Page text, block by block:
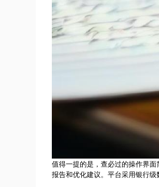
值得一提的是，查必过的操作界
报告和优化建议。平台采用银行